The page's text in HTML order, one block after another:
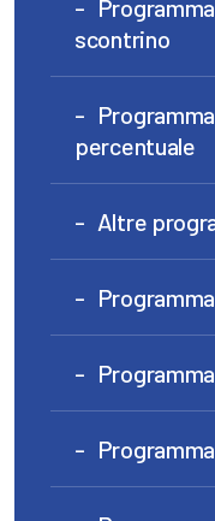
scontrino
percentuale
Altre